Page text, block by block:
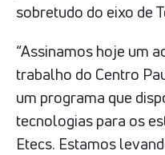
sobretudo do eixo de
“Assinamos hoje um
trabalho do Centro
um programa que
tecnologias para os
Etecs. Estamos